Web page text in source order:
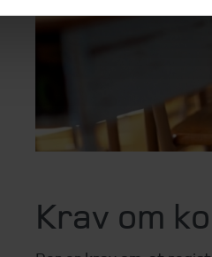
Krav om